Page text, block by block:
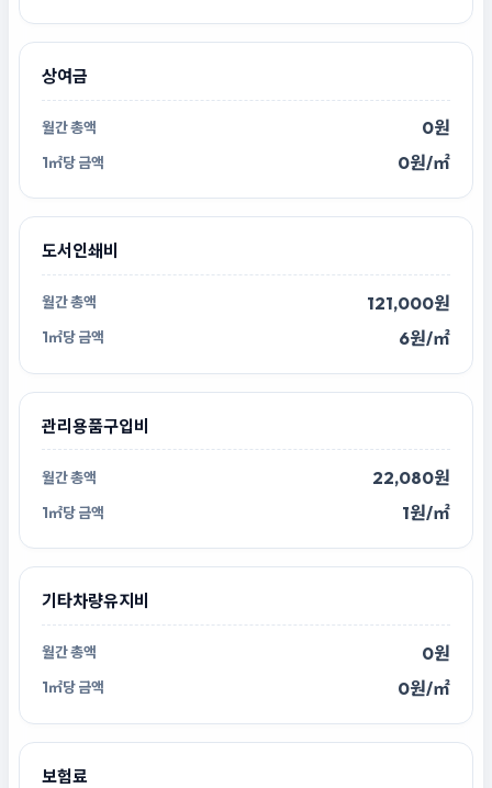
상여금
0원
0원/㎡
도서인쇄비
121,000원
6원/㎡
관리용품구입비
22,080원
1원/㎡
기타차량유지비
0원
0원/㎡
보험료